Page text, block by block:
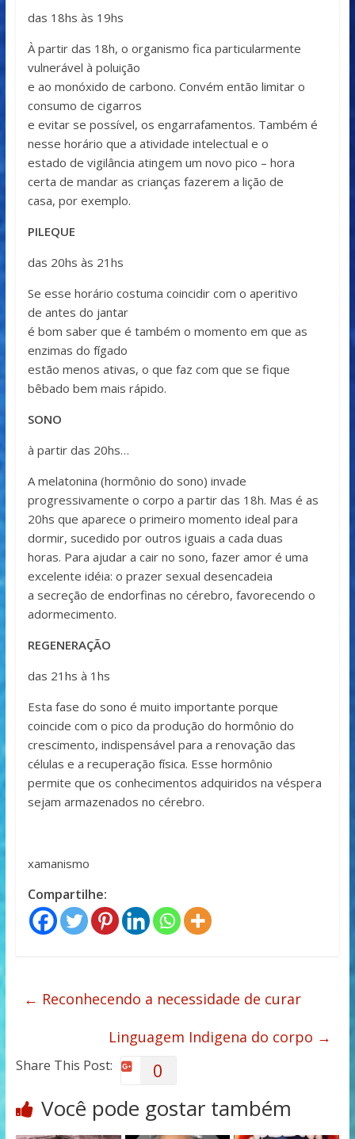
das 18hs às 19hs
À partir das 18h, o organismo fica particularmente
vulnerável à poluição
e ao monóxido de carbono. Convém então limitar o
consumo de cigarros
e evitar se possível, os engarrafamentos. Também é
nesse horário que a atividade intelectual e o
estado de vigilância atingem um novo pico – hora
certa de mandar as crianças fazerem a lição de
casa, por exemplo.
PILEQUE
das 20hs às 21hs
Se esse horário costuma coincidir com o aperitivo
de antes do jantar
é bom saber que é também o momento em que as
enzimas do fígado
estão menos ativas, o que faz com que se fique
bêbado bem mais rápido.
SONO
à partir das 20hs…
A melatonina (hormônio do sono) invade
progressivamente o corpo a partir das 18h. Mas é as
20hs que aparece o primeiro momento ideal para
dormir, sucedido por outros iguais a cada duas
horas. Para ajudar a cair no sono, fazer amor é uma
excelente idéia: o prazer sexual desencadeia
a secreção de endorfinas no cérebro, favorecendo o
adormecimento.
REGENERAÇÃO
das 21hs à 1hs
Esta fase do sono é muito importante porque
coincide com o pico da produção do hormônio do
crescimento, indispensável para a renovação das
células e a recuperação física. Esse hormônio
permite que os conhecimentos adquiridos na véspera
sejam armazenados no cérebro.
xamanismo
Compartilhe:
← Reconhecendo a necessidade de curar
Linguagem Indigena do corpo →
Share This Post: 0
Você pode gostar também